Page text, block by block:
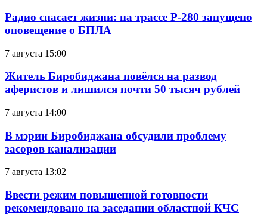
Радио спасает жизни: на трассе Р-280 запущено
оповещение о БПЛА
7 августа 15:00
Житель Биробиджана повёлся на развод
аферистов и лишился почти 50 тысяч рублей
7 августа 14:00
В мэрии Биробиджана обсудили проблему
засоров канализации
7 августа 13:02
Ввести режим повышенной готовности
рекомендовано на заседании областной КЧС